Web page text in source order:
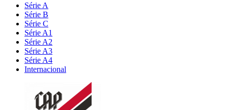
Série A
Série B
Série C
Série A1
Série A2
Série A3
Série A4
Internacional